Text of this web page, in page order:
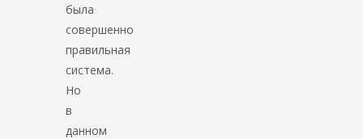
была
совершенно
правильная
система.
Но
в
данном